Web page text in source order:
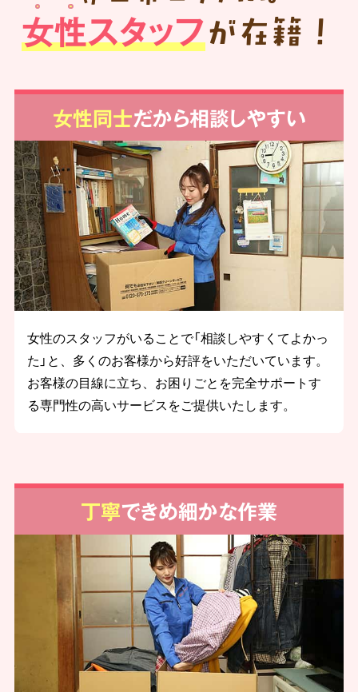
女性スタッフが在籍！
女性同士だから相談しやすい
女性のスタッフがいることで「相談しやすくてよかっ
た」と、多くのお客様から好評をいただいています。
お客様の目線に立ち、お困りごとを完全サポートす
る専門性の高いサービスをご提供いたします。
丁寧できめ細かな作業